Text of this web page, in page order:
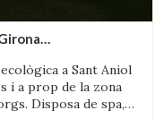
a Sant Aniol
i a prop de la zona
Disposa de spa,